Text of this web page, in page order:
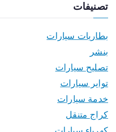
تصنيفات
بطاريات سيارات
بنشر
تصليح سيارات
تواير سيارات
خدمة سيارات
كراج متنقل